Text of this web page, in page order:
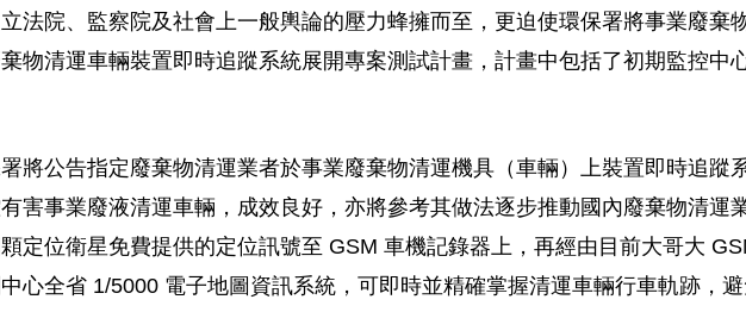
法院、監察院及社會上一般輿論的壓力蜂擁而至，更迫使環保署將事業廢棄
物清運車輛裝置即時追蹤系統展開專案測試計畫，計畫中包括了初期監控中
將公告指定廢棄物清運業者於事業廢棄物清運機具（車輛）上裝置即時追蹤
害事業廢液清運車輛，成效良好，亦將參考其做法逐步推動國內廢棄物清運
定位衛星免費提供的定位訊號至 GSM 車機記錄器上，再經由目前大哥大
心全省 1/5000 電子地圖資訊系統，可即時並精確掌握清運車輛行車軌跡，